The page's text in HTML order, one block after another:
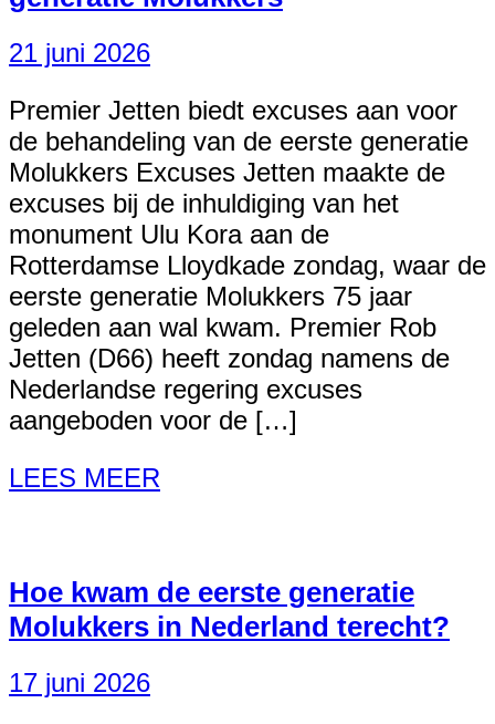
21 juni 2026
Premier Jetten biedt excuses aan voor
de behandeling van de eerste generatie
Molukkers Excuses Jetten maakte de
excuses bij de inhuldiging van het
monument Ulu Kora aan de
Rotterdamse Lloydkade zondag, waar de
eerste generatie Molukkers 75 jaar
geleden aan wal kwam. Premier Rob
Jetten (D66) heeft zondag namens de
Nederlandse regering excuses
aangeboden voor de […]
LEES MEER
Hoe kwam de eerste generatie
Molukkers in Nederland terecht?
17 juni 2026